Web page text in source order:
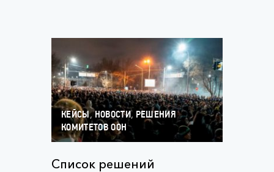
КЕЙСЫ,НОВОСТИ, РЕШЕНИЯ
КОМИТЕТОВ ООН
Список решений